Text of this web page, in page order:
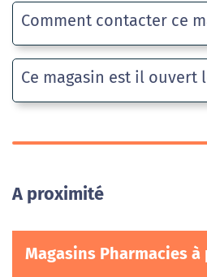
Comment contacter ce
Ce magasin est il ouvert
A proximité
Magasins Pharmacies